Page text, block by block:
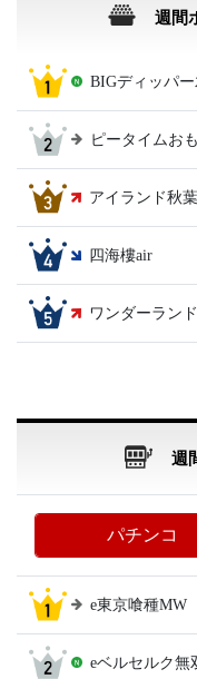
週間
BIGディッパ
ピータイムお
アイランド秋
四海樓air
ワンダーラン
週
パチンコ
e東京喰種MW
eベルセルク無